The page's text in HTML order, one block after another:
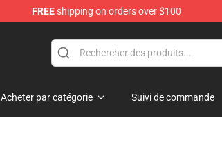
FREEshipping on orders over $100
Acheter par catégorie Suivi de commande